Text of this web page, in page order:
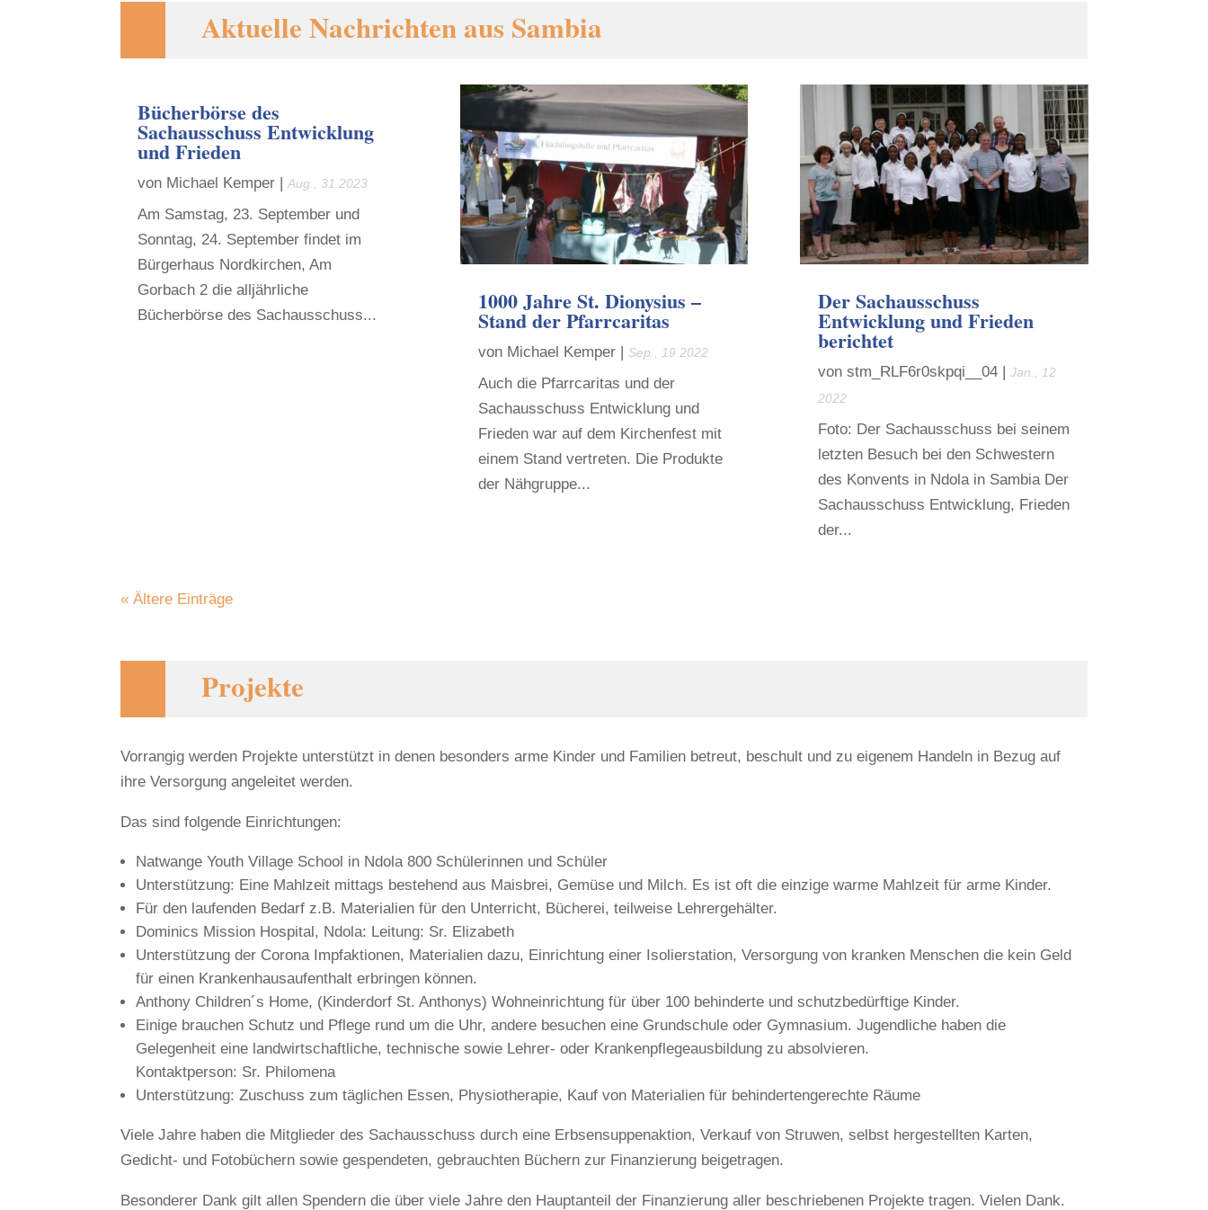
Aktuelle Nachrichten aus Sambia
Bücherbörse des
Sachausschuss Entwicklung
und Frieden
von Michael Kemper |Aug., 31 2023
Am Samstag, 23. September und
Sonntag, 24. September findet im
Bürgerhaus Nordkirchen, Am
Gorbach 2 die alljährliche
Bücherbörse des Sachausschuss...
1000 Jahre St. Dionysius –
Stand der Pfarrcaritas
von Michael Kemper| Sep., 19 2022
Auch die Pfarrcaritas und der
Sachausschuss Entwicklung und
Frieden war auf dem Kirchenfest mit
einem Stand vertreten. Die Produkte
der Nähgruppe...
Der Sachausschuss
Entwicklung und Frieden
berichtet
von stm_RLF6r0skpqi__04|
Jan., 12
2022
Foto: Der Sachausschuss bei seinem
letzten Besuch bei den Schwestern
des Konvents in Ndola in Sambia Der
Sachausschuss Entwicklung, Frieden
der...
« Ältere Einträge
Projekte
Vorrangig werden Projekte unterstützt in denen besonders arme Kinder und Familien betreut, beschult und zu eigenem Handeln in Bezug auf
ihre Versorgung angeleitet werden.
Das sind folgende Einrichtungen:
Natwange Youth Village School in Ndola 800 Schülerinnen und Schüler
Unterstützung: Eine Mahlzeit mittags bestehend aus Maisbrei, Gemüse und Milch. Es ist oft die einzige warme Mahlzeit für arme Kinder.
Für den laufenden Bedarf z.B. Materialien für den Unterricht, Bücherei, teilweise Lehrergehälter.
Dominics Mission Hospital, Ndola: Leitung: Sr. Elizabeth
Unterstützung der Corona Impfaktionen, Materialien dazu, Einrichtung einer Isolierstation, Versorgung von kranken Menschen die kein Geld
für einen Krankenhausaufenthalt erbringen können.
Anthony Children´s Home, (Kinderdorf St. Anthonys) Wohneinrichtung für über 100 behinderte und schutzbedürftige Kinder.
Einige brauchen Schutz und Pflege rund um die Uhr, andere besuchen eine Grundschule oder Gymnasium. Jugendliche haben die
Gelegenheit eine landwirtschaftliche, technische sowie Lehrer- oder Krankenpflegeausbildung zu absolvieren.
Kontaktperson: Sr. Philomena
Unterstützung: Zuschuss zum täglichen Essen, Physiotherapie, Kauf von Materialien für behindertengerechte Räume
Viele Jahre haben die Mitglieder des Sachausschuss durch eine Erbsensuppenaktion, Verkauf von Struwen, selbst hergestellten Karten,
Gedicht- und Fotobüchern sowie gespendeten, gebrauchten Büchern zur Finanzierung beigetragen.
Besonderer Dank gilt allen Spendern die über viele Jahre den Hauptanteil der Finanzierung aller beschriebenen Projekte tragen. Vielen Dank.